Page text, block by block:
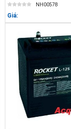
NH00578
Giá: